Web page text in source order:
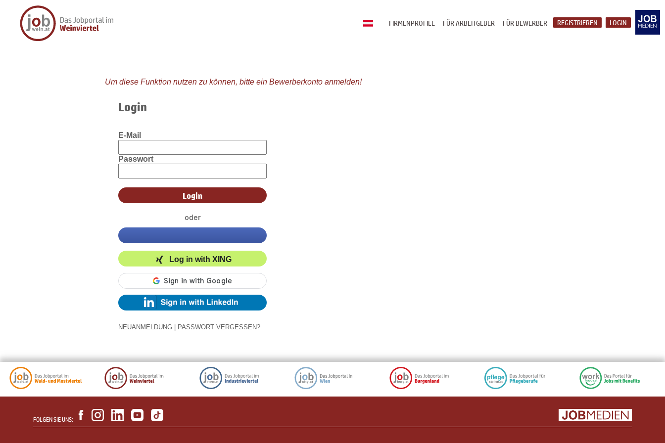
LOGIN
REGISTRIEREN
FÜR BEWERBER
FÜR ARBEITGEBER
FIRMENPROFILE
Um diese Funktion nutzen zu können, bitte ein Bewerberkonto anmelden!
Login
E-Mail
Passwort
oder
Log in with XING
NEUANMELDUNG PASSWORT VERGESSEN?
FOLGEN SIE UNS: